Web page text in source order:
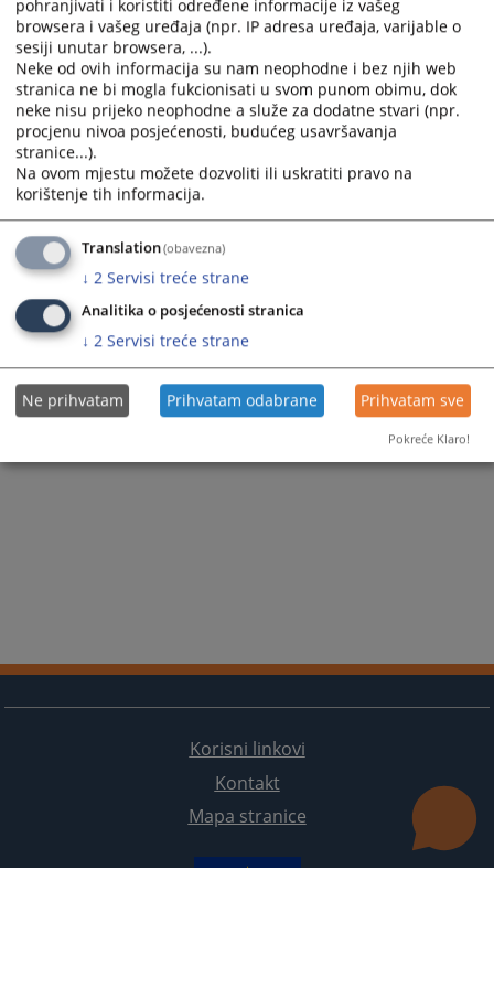
Odluka o imenovanju predstavnika u radnoj grupi -
pododboru za pravosuđe i unutrašnja pitanja
Prikazana vijest je na: Bosanski jezik
6253
Korisni linkovi
Kontakt
Mapa stranice
pohranjivati i koristiti određene informacije iz vašeg
browsera i vašeg uređaja (npr. IP adresa uređaja, varijable o
sesiji unutar browsera, ...).
Neke od ovih informacija su nam neophodne i bez njih web
stranica ne bi mogla fukcionisati u svom punom obimu, dok
neke nisu prijeko neophodne a služe za dodatne stvari (npr.
procjenu nivoa posjećenosti, budućeg usavršavanja
stranice...).
Na ovom mjestu možete dozvoliti ili uskratiti pravo na
korištenje tih informacija.
Translation(obavezna)
↓ 2 Servisi treće strane
Analitika o posjećenosti stranica
↓ 2 Servisi treće strane
Ne prihvatam Prihvatam odabrane Prihvatam sve
Pokreće Klaro!